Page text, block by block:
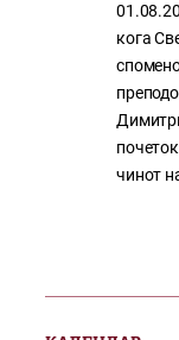
кога
чинот